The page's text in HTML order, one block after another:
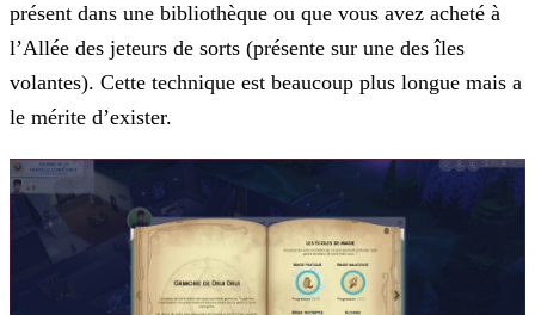
présent dans une bibliothèque ou que vous avez acheté à
l’Allée des jeteurs de sorts (présente sur une des îles
volantes). Cette technique est beaucoup plus longue mais a
le mérite d’exister.